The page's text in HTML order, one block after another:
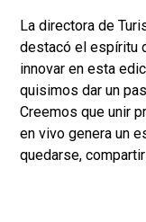
La directora de
destacó el espíritu
innovar en esta
quisimos dar un
Creemos que unir
en vivo genera un
quedarse,